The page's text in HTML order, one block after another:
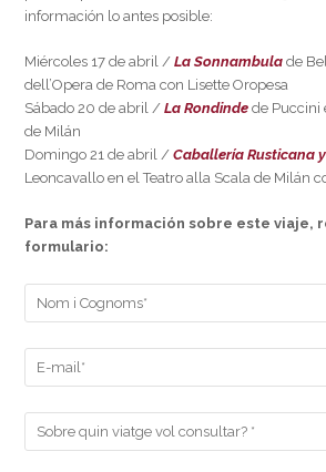
información lo antes posible:
Miércoles 17 de abril /La Sonnambula de
dell’Opera de Roma con Lisette Oropesa
Sábado 20 de abril /La Rondinde de Puccini
de Milán
Domingo 21 de abril /Caballería Rusticana
Leoncavallo en el Teatro alla Scala de Milán
Para más información sobre este viaje,
formulario: